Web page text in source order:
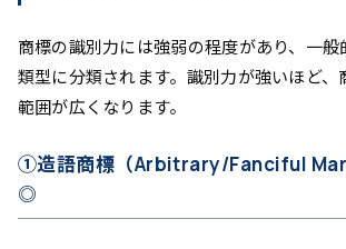
商標の識別力には強弱の程度があり、一
類型に分類されます。識別力が強いほど、
範囲が広くなります。
①造語商標（Arbitrary/Fanciful
◎